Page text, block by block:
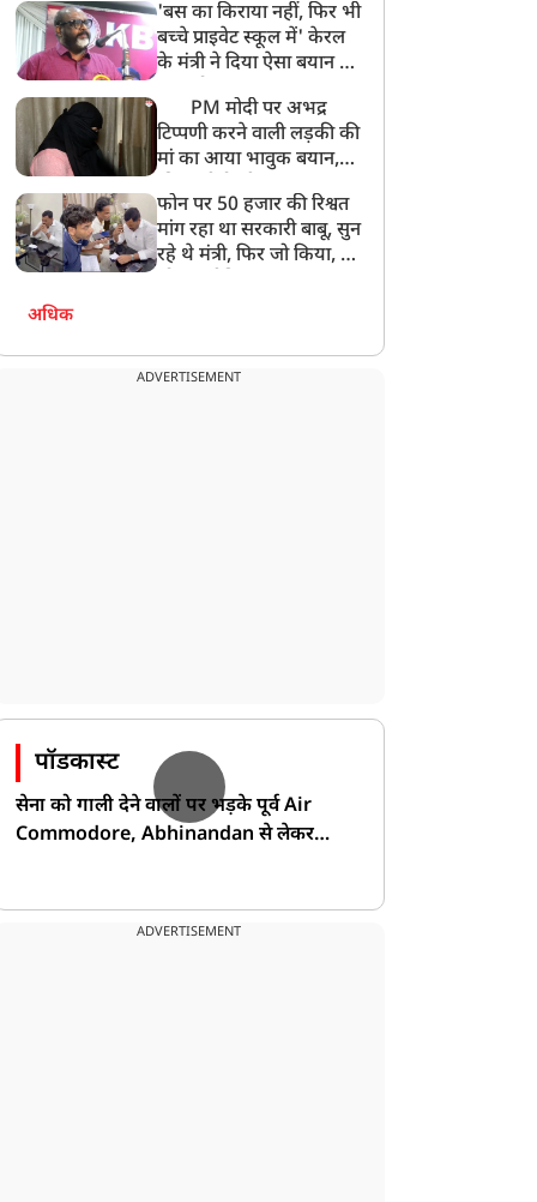
अनमोल कुछ नहीं
'बस का किराया नहीं, फिर भी
बच्चे प्राइवेट स्कूल में' केरल
के मंत्री ने दिया ऐसा बयान की
PM मोदी पर अभद्र
टिप्पणी करने वाली लड़की की
मां का आया भावुक बयान,
बेटी को गोद लें प्रधानमंत्री
फोन पर 50 हजार की रिश्वत
मांग रहा था सरकारी बाबू, सुन
रहे थे मंत्री, फिर जो किया, वो
अधिक
ADVERTISEMENT
पॉडकास्ट
सेना को गाली देने वालों पर भड़के पूर्व Air
Commodore, Abhinandan से लेकर
ADVERTISEMENT